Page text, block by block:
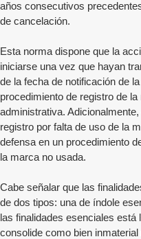
años consecutivos
de cancelación.
Esta norma dispone que la
iniciarse una vez que hayan
de la fecha de notificación de
procedimiento de registro de
administrativa.
registro por falta de uso de la
defensa en un procedimiento
la marca no usada.
Cabe señalar que las
de dos tipos: una de índole
las finalidades esenciales
consolide como bien